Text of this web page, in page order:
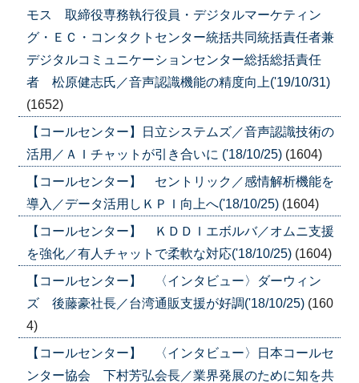
モス 取締役専務執行役員・デジタルマーケティン
グ・ＥＣ・コンタクトセンター統括共同統括責任者兼
デジタルコミュニケーションセンター総括総括責任
者 松原健志氏／音声認識機能の精度向上('19/10/31)
(1652)
【コールセンター】日立システムズ／音声認識技術の
活用／ＡＩチャットが引き合いに ('18/10/25) (1604)
【コールセンター】 セントリック／感情解析機能を
導入／データ活用しＫＰＩ向上へ('18/10/25) (1604)
【コールセンター】 ＫＤＤＩエボルバ／オムニ支援
を強化／有人チャットで柔軟な対応('18/10/25) (1604)
【コールセンター】 〈インタビュー〉ダーウィン
ズ 後藤豪社長／台湾通販支援が好調('18/10/25) (160
4)
【コールセンター】 〈インタビュー〉日本コールセ
ンター協会 下村芳弘会長／業界発展のために知を共